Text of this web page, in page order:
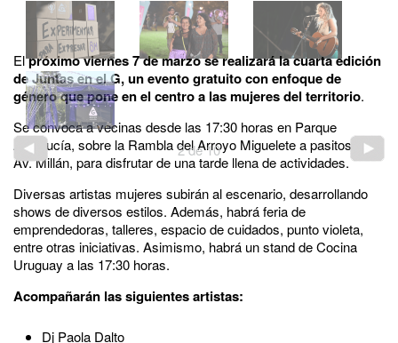
2de10
Elpróximo viernes 7 de marzo se realizará la cuarta edición
de Juntas en el G, un evento gratuito con enfoque de
género que pone en el centro a las mujeres del territorio.
Se convoca a vecinas desde las 17:30 horas en Parque
Andalucía, sobre la Rambla del Arroyo Miguelete a pasitos de
Av. Millán, para disfrutar de una tarde llena de actividades.
Diversas artistas mujeres subirán al escenario, desarrollando
shows de diversos estilos. Además, habrá feria de
emprendedoras, talleres, espacio de cuidados, punto violeta,
entre otras iniciativas. Asimismo, habrá un stand de Cocina
Uruguay a las 17:30 horas.
Acompañarán las siguientes artistas:
Dj Paola Dalto